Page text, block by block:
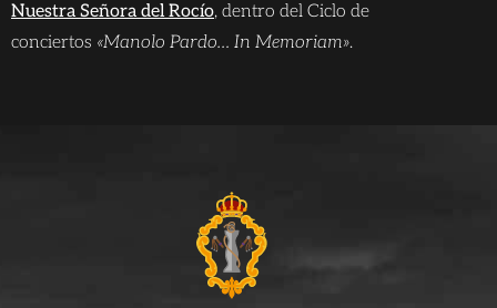
Nuestra Señora del Rocío, dentro del Ciclo de
conciertos «Manolo Pardo… In Memoriam».